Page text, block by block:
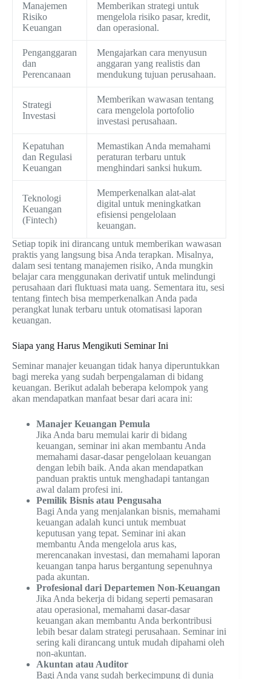
Manajemen
Risiko
Keuangan
Memberikan strategi untuk
mengelola risiko pasar, kredit,
dan operasional.
Penganggaran
dan
Perencanaan
Mengajarkan cara menyusun
anggaran yang realistis dan
mendukung tujuan perusahaan.
Strategi
Investasi
Memberikan wawasan tentang
cara mengelola portofolio
investasi perusahaan.
Kepatuhan
dan Regulasi
Keuangan
Memastikan Anda memahami
peraturan terbaru untuk
menghindari sanksi hukum.
Teknologi
Keuangan
(Fintech)
Memperkenalkan alat-alat
digital untuk meningkatkan
efisiensi pengelolaan
keuangan.
Setiap topik ini dirancang untuk memberikan wawasan
praktis yang langsung bisa Anda terapkan. Misalnya,
dalam sesi tentang manajemen risiko, Anda mungkin
belajar cara menggunakan derivatif untuk melindungi
perusahaan dari fluktuasi mata uang. Sementara itu, sesi
tentang fintech bisa memperkenalkan Anda pada
perangkat lunak terbaru untuk otomatisasi laporan
keuangan.
Siapa yang Harus Mengikuti Seminar Ini
Seminar manajer keuangan tidak hanya diperuntukkan
bagi mereka yang sudah berpengalaman di bidang
keuangan. Berikut adalah beberapa kelompok yang
akan mendapatkan manfaat besar dari acara ini:
Manajer Keuangan Pemula
Jika Anda baru memulai karir di bidang
keuangan, seminar ini akan membantu Anda
memahami dasar-dasar pengelolaan keuangan
dengan lebih baik. Anda akan mendapatkan
panduan praktis untuk menghadapi tantangan
awal dalam profesi ini.
Pemilik Bisnis atau Pengusaha
Bagi Anda yang menjalankan bisnis, memahami
keuangan adalah kunci untuk membuat
keputusan yang tepat. Seminar ini akan
membantu Anda mengelola arus kas,
merencanakan investasi, dan memahami laporan
keuangan tanpa harus bergantung sepenuhnya
pada akuntan.
Profesional dari Departemen Non-Keuangan
Jika Anda bekerja di bidang seperti pemasaran
atau operasional, memahami dasar-dasar
keuangan akan membantu Anda berkontribusi
lebih besar dalam strategi perusahaan. Seminar ini
sering kali dirancang untuk mudah dipahami oleh
non-akuntan.
Akuntan atau Auditor
Bagi Anda yang sudah berkecimpung di dunia